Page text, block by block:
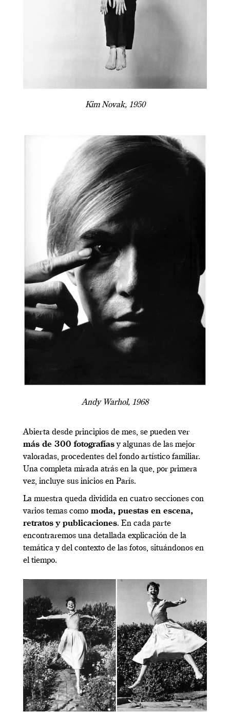
Kim Novak, 1950
Andy Warhol, 1968
Abierta desde principios de mes, se pueden ver
más de 300 fotografíasy algunas de las mejor
valoradas, procedentes del fondo artístico familiar.
Una completa mirada atrás en la que, por primera
vez, incluye sus inicios en París.
La muestra queda dividida en cuatro secciones con
varios temas como moda, puestas en escena,
retratos y publicaciones. En cada parte
encontraremos una detallada explicación de la
temática y del contexto de las fotos, situándonos en
el tiempo.